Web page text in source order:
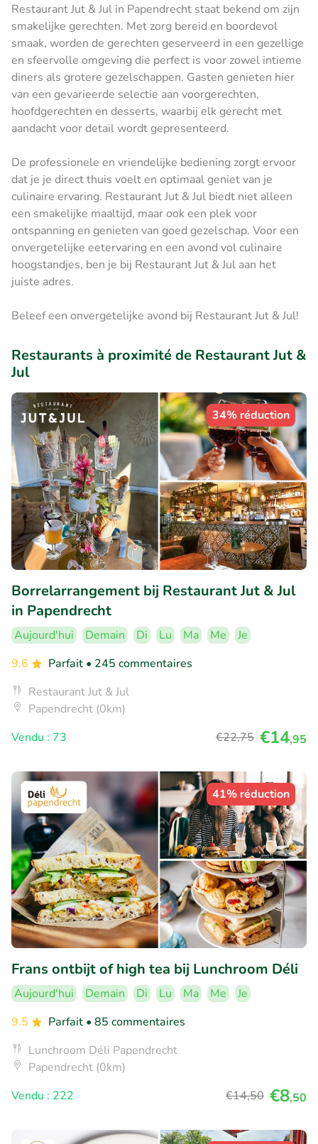
Restaurant Jut & Jul in Papendrecht staat bekend om zijn
smakelijke gerechten. Met zorg bereid en boordevol
smaak, worden de gerechten geserveerd in een gezellige
en sfeervolle omgeving die perfect is voor zowel intieme
diners als grotere gezelschappen. Gasten genieten hier
van een gevarieerde selectie aan voorgerechten,
hoofdgerechten en desserts, waarbij elk gerecht met
aandacht voor detail wordt gepresenteerd.
De professionele en vriendelijke bediening zorgt ervoor
dat je je direct thuis voelt en optimaal geniet van je
culinaire ervaring. Restaurant Jut & Jul biedt niet alleen
een smakelijke maaltijd, maar ook een plek voor
ontspanning en genieten van goed gezelschap. Voor een
onvergetelijke eetervaring en een avond vol culinaire
hoogstandjes, ben je bij Restaurant Jut & Jul aan het
juiste adres.
Beleef een onvergetelijke avond bij Restaurant Jut & Jul!
Restaurants à proximité de Restaurant Jut &
Jul
34% réduction
Borrelarrangement bij Restaurant Jut & Jul
in Papendrecht
Aujourd'hui Demain Di Lu Ma Me
Je
9.6
Parfait • 245 commentaires
Restaurant Jut & Jul
Papendrecht (0km)
Vendu : 73
€22,75 €14,95
41% réduction
Frans ontbijt of high tea bij Lunchroom Déli
Aujourd'hui Demain Di Lu Ma Me
Je
9.5
Parfait • 85 commentaires
Lunchroom Déli Papendrecht
Papendrecht (0km)
Vendu : 222
€14,50 €8,50